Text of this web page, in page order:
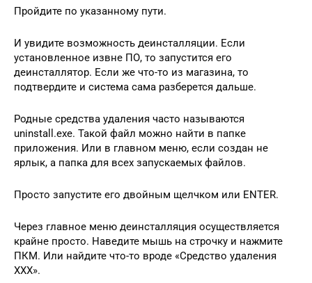
Пройдите по указанному пути.
И увидите возможность деинсталляции. Если
установленное извне ПО, то запустится его
деинсталлятор. Если же что-то из магазина, то
подтвердите и система сама разберется дальше.
Родные средства удаления часто называются
uninstall.exe. Такой файл можно найти в папке
приложения. Или в главном меню, если создан не
ярлык, а папка для всех запускаемых файлов.
Просто запустите его двойным щелчком или ENTER.
Через главное меню деинсталляция осуществляется
крайне просто. Наведите мышь на строчку и нажмите
ПКМ. Или найдите что-то вроде «Средство удаления
ХХХ».